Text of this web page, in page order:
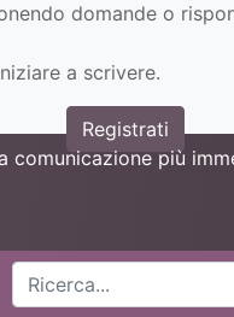
domande o
a scrivere.
Registrati
comunicazione più